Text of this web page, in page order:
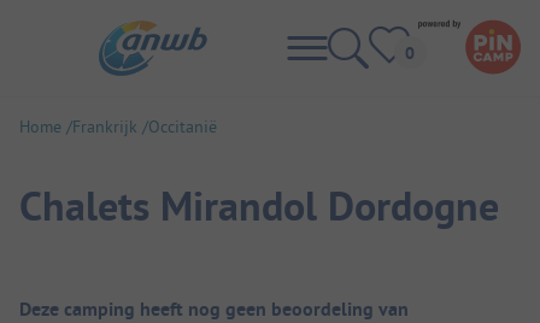
Home Frankrijk Occitanië
Chalets Mirandol Dordogne
Camping overzicht
Deze camping heeft nog geen beoordeling van